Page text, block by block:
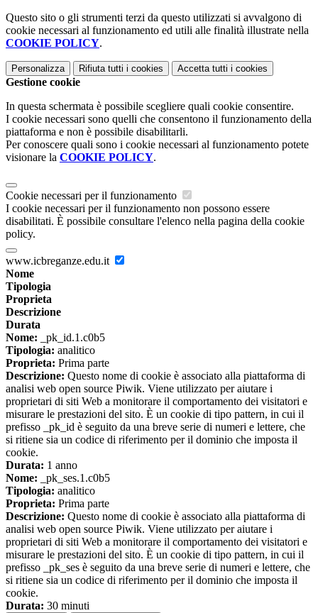
Questo sito o gli strumenti terzi da questo utilizzati si avvalgono di
cookie necessari al funzionamento ed utili alle finalità illustrate nella
COOKIE POLICY.
Personalizza Rifiuta tutti i cookies Accetta tutti i cookies
Gestione cookie
In questa schermata è possibile scegliere quali cookie consentire.
I cookie necessari sono quelli che consentono il funzionamento della
piattaforma e non è possibile disabilitarli.
Per conoscere quali sono i cookie necessari al funzionamento potete
visionare la COOKIE POLICY.
Cookie necessari per il funzionamento
I cookie necessari per il funzionamento non possono essere
disabilitati. È possibile consultare l'elenco nella pagina della cookie
policy.
www.icbreganze.edu.it
Nome
Tipologia
Proprieta
Descrizione
Durata
Nome: _pk_id.1.c0b5
Tipologia: analitico
Proprieta: Prima parte
Descrizione: Questo nome di cookie è associato alla piattaforma di
analisi web open source Piwik. Viene utilizzato per aiutare i
proprietari di siti Web a monitorare il comportamento dei visitatori e
misurare le prestazioni del sito. È un cookie di tipo pattern, in cui il
prefisso _pk_id è seguito da una breve serie di numeri e lettere, che
si ritiene sia un codice di riferimento per il dominio che imposta il
cookie.
Durata: 1 anno
Nome: _pk_ses.1.c0b5
Tipologia: analitico
Proprieta: Prima parte
Descrizione: Questo nome di cookie è associato alla piattaforma di
analisi web open source Piwik. Viene utilizzato per aiutare i
proprietari di siti Web a monitorare il comportamento dei visitatori e
misurare le prestazioni del sito. È un cookie di tipo pattern, in cui il
prefisso _pk_ses è seguito da una breve serie di numeri e lettere, che
si ritiene sia un codice di riferimento per il dominio che imposta il
cookie.
Durata: 30 minuti